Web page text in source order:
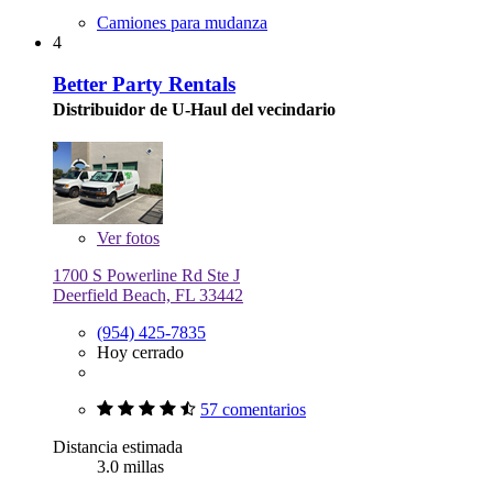
Camiones para mudanza
4
Better Party Rentals
Distribuidor de U-Haul del vecindario
Verfotos
1700 S Powerline Rd Ste J
Deerfield Beach, FL 33442
(954) 425-7835
Hoy cerrado
57 comentarios
Distancia estimada
3.0 millas